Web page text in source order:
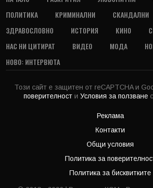
ПОЛИТИКА
КРИМИНАЛНИ
СКАНДАЛНИ
ЗДРАВОСЛОВНО
ИСТОРИЯ КИНО
НАС НИ ЦИТИРАТ
ВИДЕО МОДА
НОВО: ИНТЕРВЮТА
Този сайт е защитен от reCAPTCHA и
поверителност и Условия за ползване
Реклама
Контакти
Общи условия
Политика за
Политика за бисквитките